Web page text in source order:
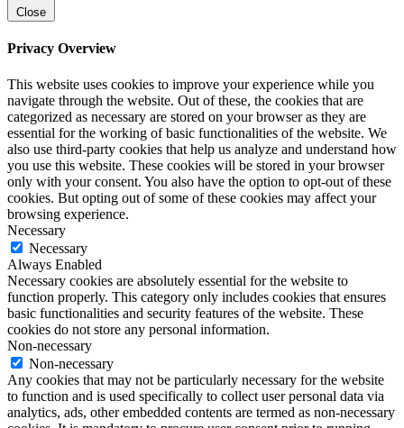
Close
Privacy Overview
This website uses cookies to improve your experience while you
navigate through the website. Out of these, the cookies that are
categorized as necessary are stored on your browser as they are
essential for the working of basic functionalities of the website. We
also use third-party cookies that help us analyze and understand how
you use this website. These cookies will be stored in your browser
only with your consent. You also have the option to opt-out of these
cookies. But opting out of some of these cookies may affect your
browsing experience.
Necessary
Necessary
Always Enabled
Necessary cookies are absolutely essential for the website to
function properly. This category only includes cookies that ensures
basic functionalities and security features of the website. These
cookies do not store any personal information.
Non-necessary
Non-necessary
Any cookies that may not be particularly necessary for the website
to function and is used specifically to collect user personal data via
analytics, ads, other embedded contents are termed as non-necessary